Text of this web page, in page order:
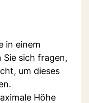
in einem
sich fragen,
um dieses
Höhe